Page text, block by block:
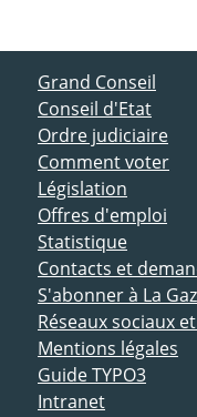
ACCÈS DIRECT
Grand Conseil
Conseil d'Etat
Ordre judiciaire
Comment voter
Législation
Offres d'emploi
Statistique
Contacts et
S'abonner à La
Réseaux sociaux
Mentions légales
Guide TYPO3
Intranet